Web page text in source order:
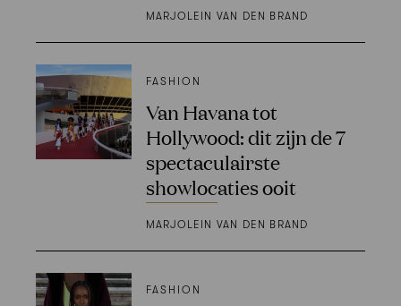
MARJOLEIN VAN DEN BRAND
FASHION
Van Havana tot
Hollywood: dit zijn de 7
spectaculairste
showlocaties ooit
MARJOLEIN VAN DEN BRAND
FASHION